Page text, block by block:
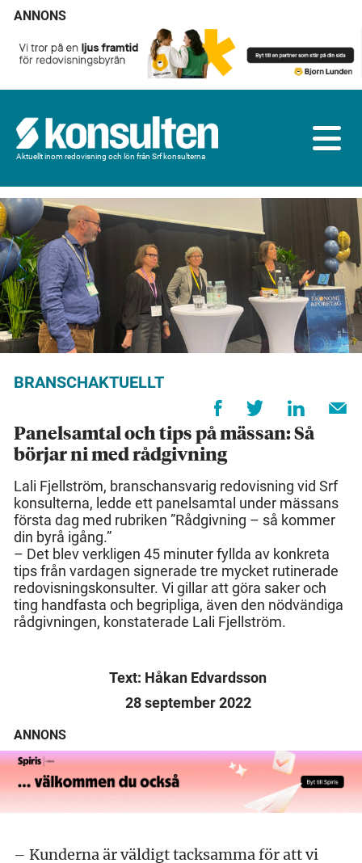
ANNONS
Aktuellt inom redovisning och lön från Srf konsulterna
BRANSCHAKTUELLT
Panelsamtal och tips på mässan: Så
börjar ni med rådgivning
Lali Fjellström, branschansvarig redovisning vid Srf
konsulterna, ledde ett panelsamtal under mässans
första dag med rubriken ”Rådgivning – så kommer
din byrå igång.”
– Det blev verkligen 45 minuter fyllda av konkreta
tips från vardagen signerade tre mycket rutinerade
redovisningskonsulter. Vi gillar att göra saker och
ting handfasta och begripliga, även den nödvändiga
rådgivningen, konstaterade Lali Fjellström.
Text: Håkan Edvardsson
28 september 2022
ANNONS
– Kunderna är väldigt tacksamma för att vi